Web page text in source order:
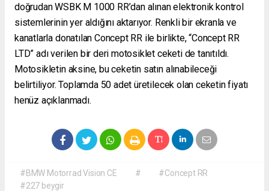
doğrudan WSBK M 1000 RR’dan alınan elektronik kontrol
sistemlerinin yer aldığını aktarıyor. Renkli bir ekranla ve
kanatlarla donatılan Concept RR ile birlikte, “Concept RR
LTD” adı verilen bir deri motosiklet ceketi de tanıtıldı.
Motosikletin aksine, bu ceketin satın alınabileceği
belirtiliyor. Toplamda 50 adet üretilecek olan ceketin fiyatı
henüz açıklanmadı.
#BMW Motorrad Vision CE #
#Concept RR
#227 beygir